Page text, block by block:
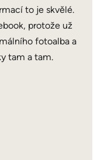
to je skvělé.
protože už
fotoalba a
tam a tam.